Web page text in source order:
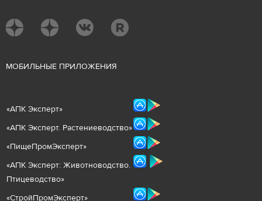
МОБИЛЬНЫЕ ПРИЛОЖЕНИЯ
«АПК Эксперт»
«АПК Эксперт. Растениеводство»
«ПищеПромЭксперт»
«АПК Эксперт: Животноводство.
Птицеводство»
«СтройПромЭксперт»